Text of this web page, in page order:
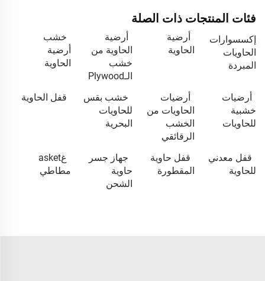
فئات المنتجات ذات الصلة
إكسسوارات
الحاويات
المبردة
أرضية
الحاوية
أرضية
الحاوية من
خشب
الـPlywood
خشب
أرضية
الحاوية
أرضيات
خشبية
للحاويات
أرضيات
الحاويات من
الخشب
الرقائقي
خشب بقس
للحاويات
البحرية
قفل الحاوية
قفل معدني
للحاوية
قفل حاوية
المقطورة
جهاز جسر
حاوية
الشحن
غasket
مطاطي